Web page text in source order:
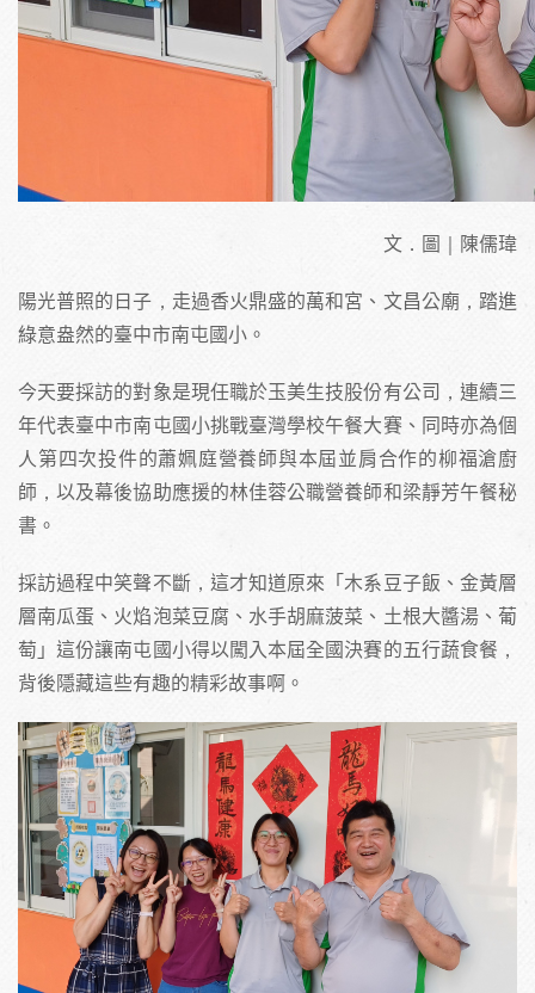
文．圖｜陳儒瑋
陽光普照的日子，走過香火鼎盛的萬和宮、文昌公廟，踏進
綠意盎然的臺中市南屯國小。
今天要採訪的對象是現任職於玉美生技股份有公司，連續三
年代表臺中市南屯國小挑戰臺灣學校午餐大賽、同時亦為個
人第四次投件的蕭姵庭營養師與本屆並肩合作的柳福滄廚
師，以及幕後協助應援的林佳蓉公職營養師和梁靜芳午餐秘
書。
採訪過程中笑聲不斷，這才知道原來「木系豆子飯、金黃層
層南瓜蛋、火焰泡菜豆腐、水手胡麻菠菜、土根大醬湯、葡
萄」這份讓南屯國小得以闖入本屆全國決賽的五行蔬食餐，
背後隱藏這些有趣的精彩故事啊。